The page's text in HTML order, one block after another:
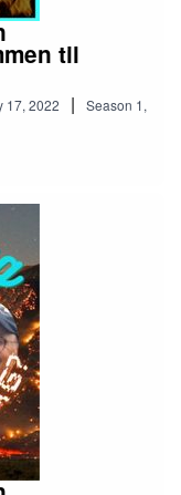
til
17, 2022 | Season 1,